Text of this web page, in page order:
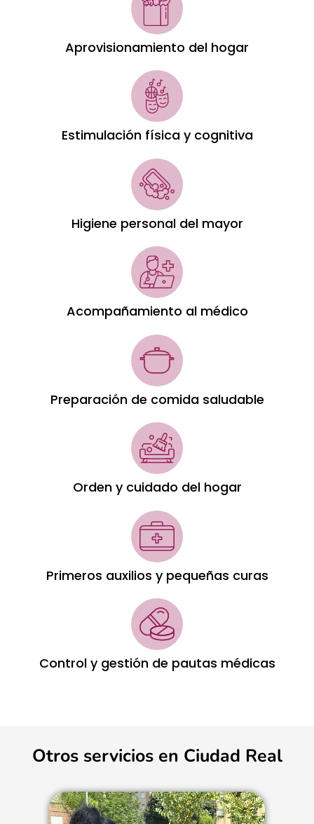
Aprovisionamiento del hogar
Estimulación física y cognitiva
Higiene personal del mayor
Acompañamiento al médico
Preparación de comida saludable
Orden y cuidado del hogar
Primeros auxilios y pequeñas curas
Control y gestión de pautas médicas
Otros servicios en Ciudad Real